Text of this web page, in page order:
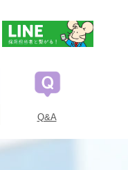
Q&A